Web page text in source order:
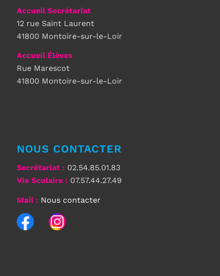
Accueil Secrétariat
12 rue Saint Laurent
41800 Montoire-sur-le-Loir
Accueil Élèves
Rue Marescot
41800 Montoire-sur-le-Loir
NOUS CONTACTER
Secrétariat : 02.54.85.01.83
Vie Scolaire : 07.57.44.27.49
Mail : Nous contacter